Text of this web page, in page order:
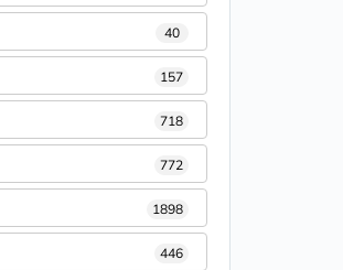
40
157
718
772
1898
446